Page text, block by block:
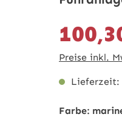
Preise inkl.
Lieferzeit:
Farbe: